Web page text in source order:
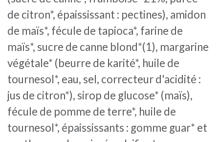
de citron*, épaississant : pectines), amidon
de maïs*, fécule de tapioca*, farine de
maïs*, sucre de canne blond*(1), margarine
végétale* (beurre de karité*, huile de
tournesol*, eau, sel, correcteur d'acidité :
jus de citron*), sirop de glucose* (maïs),
fécule de pomme de terre*, huile de
tournesol*, épaississants : gomme guar* et